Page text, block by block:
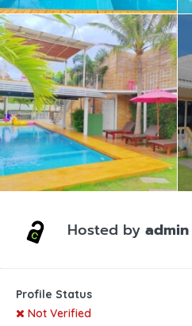
Hosted by admin
Profile Status
Not Verified